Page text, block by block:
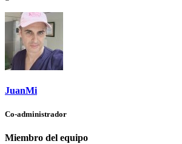
JuanMi
Co-administrador
Miembro del equipo